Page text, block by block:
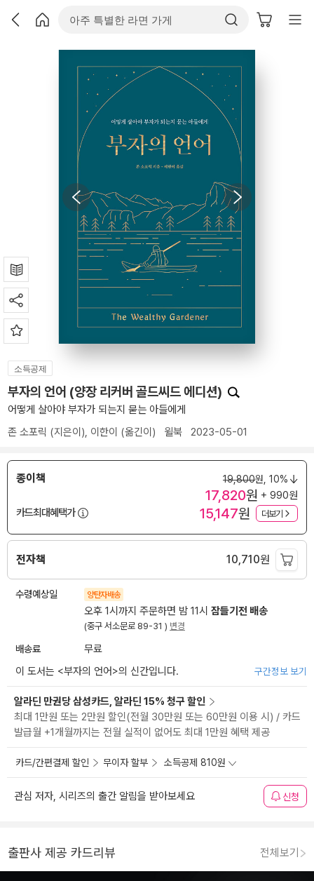
소득공제
부자의 언어 (양장 리커버 골드씨드 에디션)
어떻게 살아야 부자가 되는지 묻는 아들에게
존 소포릭 (지은이), 이한이 (옮긴이) 윌북 2023-05-01
종이책 19,800원, 10%
17,820원 + 990원
카드최대혜택가
15,147원 더보기
전자책 10,710원
수령예상일 양탄자배송
오후 1시까지 주문하면 밤 11시 잠들기전 배송
(중구 서소문로 89-31 ) 변경
배송료
무료
이 도서는 <부자의 언어>의 신간입니다. 구간정보 보기
알라딘 만권당 삼성카드, 알라딘 15% 청구 할인
최대 1만원 또는 2만원 할인(전월 30만원 또는 60만원 이용 시) / 카드
발급월 +1개월까지는 전월 실적이 없어도 최대 1만원 혜택 제공
카드/간편결제 할인 무이자 할부 소득공제 810원
관심 저자, 시리즈의 출간 알림을 받아보세요 신청
출판사 제공 카드리뷰 전체보기